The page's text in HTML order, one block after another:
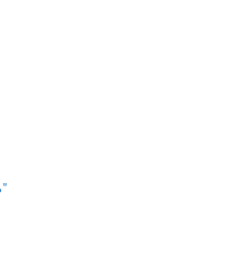
مستقبل الذكاء الاصطناعي "الفرص الاقتصادية والضوابط القانونية والإدارية"